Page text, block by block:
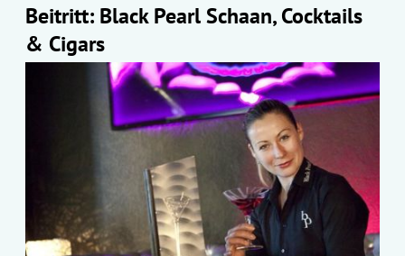
Beitritt: Black Pearl Schaan, Cocktails
& Cigars